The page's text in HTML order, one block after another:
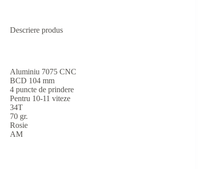
Descriere produs
Aluminiu 7075 CNC
BCD 104 mm
4 puncte de prindere
Pentru 10-11 viteze
34T
70 gr.
Rosie
AM